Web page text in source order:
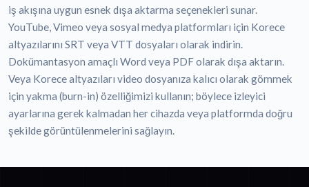
iş akışına uygun esnek dışa aktarma seçenekleri sunar.
YouTube, Vimeo veya sosyal medya platformları için Korece
altyazılarını SRT veya VTT dosyaları olarak indirin.
Dokümantasyon amaçlı Word veya PDF olarak dışa aktarın.
Veya Korece altyazıları video dosyanıza kalıcı olarak gömmek
için yakma (burn-in) özelliğimizi kullanın; böylece izleyici
ayarlarına gerek kalmadan her cihazda veya platformda doğru
şekilde görüntülenmelerini sağlayın.